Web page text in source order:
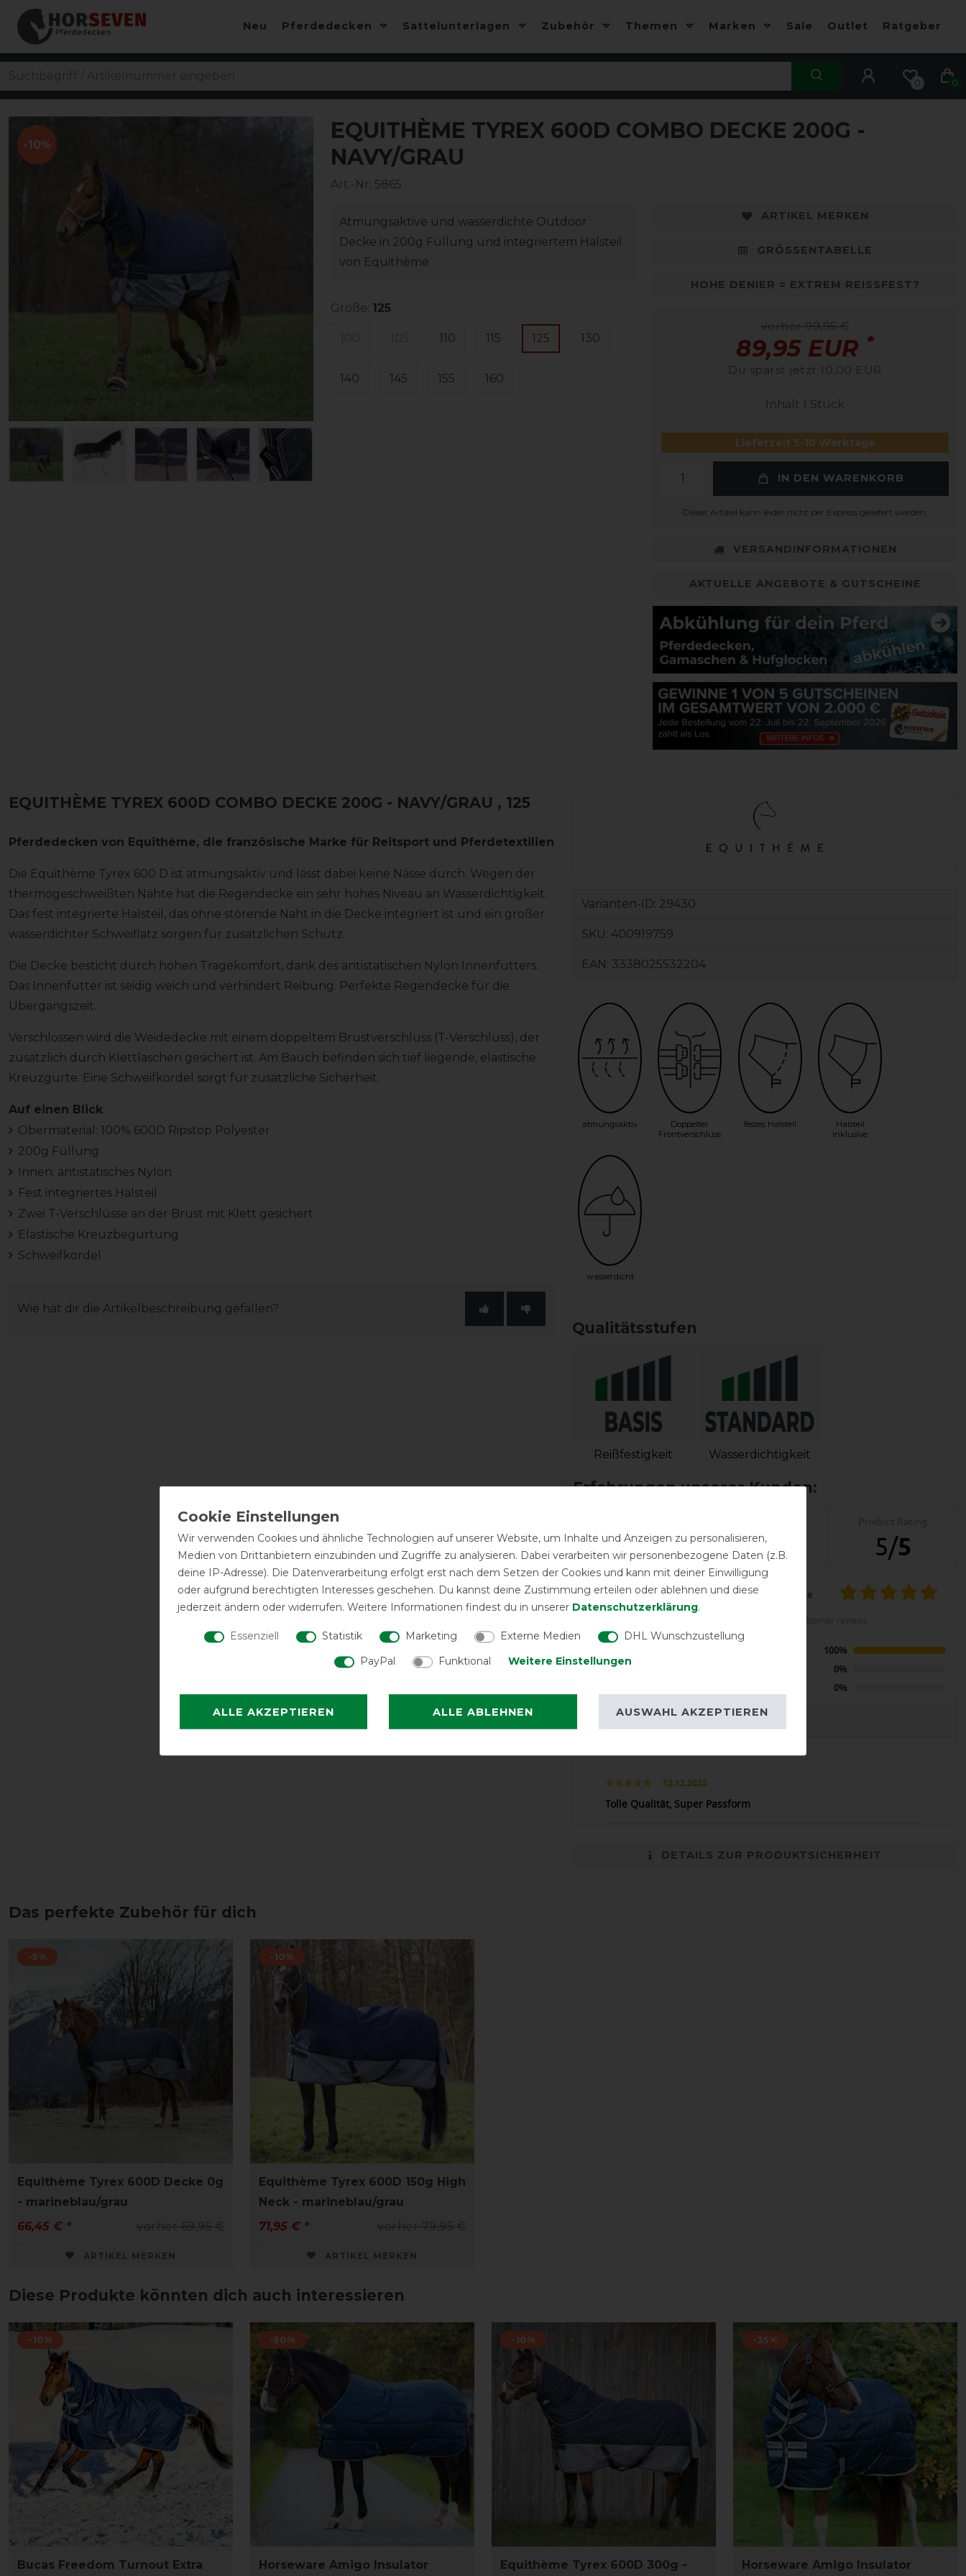
Neu Pferdedecken Sattelunterlagen Zubehör Themen Marken Sale Outlet Ratgeber
0 0
-10% -10%
EQUITHÈME TYREX 600D COMBO DECKE 200G -
NAVY/GRAU
Art.-Nr: 5865
Atmungsaktive und wasserdichte Outdoor
Decke in 200g Füllung und integriertem Halsteil
von Equithème
Größe: 125
110 115 125 130
140 145 155 160
ARTIKEL MERKEN
GRÖSSENTABELLE
HOHE DENIER = EXTREM REISSFEST?
vorher 99,95 €
89,95 EUR *
Du sparst jetzt 10,00 EUR
Inhalt 1 Stück
Lieferzeit 5-10 Werktage
IN DEN WARENKORB
Dieser Artikel kann leider nicht per Express geliefert werden.
VERSANDINFORMATIONEN
AKTUELLE ANGEBOTE & GUTSCHEINE
EQUITHÈME TYREX 600D COMBO DECKE 200G - NAVY/GRAU , 125
Pferdedecken von Equithème, die französische Marke für Reitsport und Pferdetextilien
Die Equithème Tyrex 600 D ist atmungsaktiv und lässt dabei keine Nässe durch. Wegen der
thermogeschweißten Nähte hat die Regendecke ein sehr hohes Niveau an Wasserdichtigkeit.
Das fest integrierte Halsteil, das ohne störende Naht in die Decke integriert ist und ein großer
wasserdichter Schweiflatz sorgen für zusätzlichen Schutz.
Die Decke besticht durch hohen Tragekomfort, dank des antistatischen Nylon Innenfutters.
Das Innenfutter ist seidig weich und verhindert Reibung. Perfekte Regendecke für die
Übergangszeit.
Verschlossen wird die Weidedecke mit einem doppeltem Brustverschluss (T-Verschluss), der
zusätzlich durch Klettlaschen gesichert ist. Am Bauch befinden sich tief liegende, elastische
Kreuzgurte. Eine Schweifkordel sorgt für zusätzliche Sicherheit.
Auf einen Blick
Obermaterial: 100% 600D Ripstop Polyester
200g Füllung
Innen: antistatisches Nylon
Fest integriertes Halsteil
Zwei T-Verschlüsse an der Brust mit Klett gesichert
Elastische Kreuzbegurtung
Schweifkordel
Wie hat dir die Artikelbeschreibung gefallen?
Varianten-ID: 29430
SKU: 400919759
EAN: 3338025532204
atmungsaktiv
Doppelter
Frontverschluss
festes Halsteil
Halsteil
inklusive
wasserdicht
Qualitätsstufen
Reißfestigkeit Wasserdichtigkeit
EXCELLENT
Equithème „TYREX 600D“
Combo Decke 200g -
navy/grau
1 5/5
product experience
100%
0%
0%
LATEST REVIEWS
12.12.2022
Tolle Qualität, Super Passform
DETAILS ZUR PRODUKTSICHERHEIT
Das perfekte Zubehör für dich
-5%
Equithème Tyrex 600D Decke 0g
- marineblau/grau
vorher 69,95 €
66,45 € *
ARTIKEL MERKEN
-10%
Equithème Tyrex 600D 150g High
Neck - marineblau/grau
vorher 79,95 €
71,95 € *
ARTIKEL MERKEN
Diese Produkte könnten dich auch interessieren
-10%
Bucas Freedom Turnout Extra
-50%
Horseware Amigo Insulator
-10%
Equithème Tyrex 600D 300g -
-35%
Horseware Amigo Insulator
Wir verwenden Cookies und ähnliche Technologien auf unserer Website, um Inhalte und Anzeigen zu personalisieren,
Medien von Drittanbietern einzubinden und Zugriffe zu analysieren. Dabei verarbeiten wir personenbezogene Daten (z.B.
deine IP-Adresse). Die Datenverarbeitung erfolgt erst nach dem Setzen der Cookies und kann mit deiner Einwilligung
oder aufgrund berechtigten Interesses geschehen. Du kannst deine Zustimmung erteilen oder ablehnen und diese
jederzeit ändern oder widerrufen. Weitere Informationen findest du in unserer Daten­schutz­erklärung.
Essenziell Statistik Marketing Externe Medien
DHL Wunschzustellung
PayPal
Funktional Weitere Einstellungen
ALLE AKZEPTIEREN ALLE ABLEHNEN AUSWAHL AKZEPTIEREN